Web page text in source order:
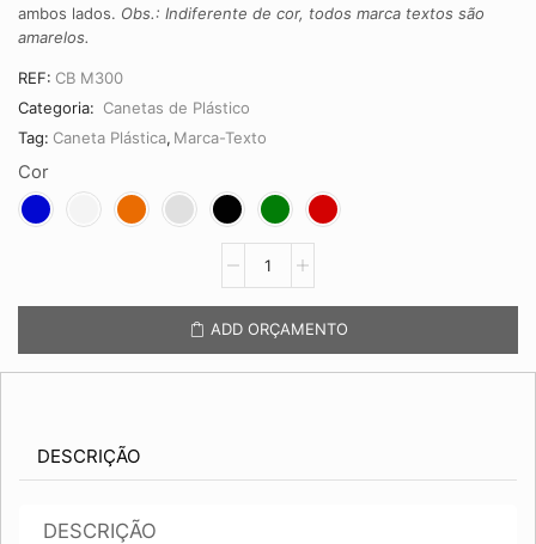
ambos lados. Obs.: Indiferente de cor, todos marca textos são
amarelos.
REF: CB M300
Categoria: Canetas de Plástico
Tag: Caneta Plástica, Marca-Texto
Cor
Plástica
CB
ADD ORÇAMENTO
DESCRIÇÃO
DESCRIÇÃO